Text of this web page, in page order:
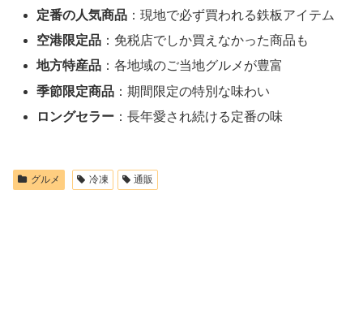
定番の人気商品 ：現地で必ず買われる鉄板アイテム
空港限定品 ：免税店でしか買えなかった商品も
地方特産品 ：各地域のご当地グルメが豊富
季節限定商品 ：期間限定の特別な味わい
ロングセラー ：長年愛され続ける定番の味
グルメ 冷凍 通販